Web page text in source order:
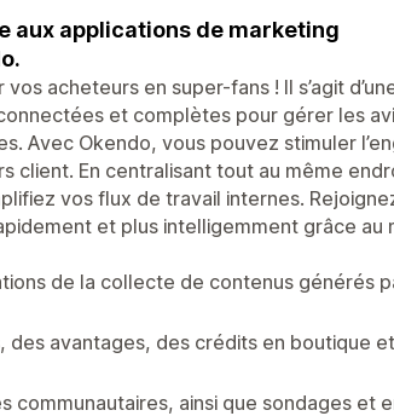
aux applications de marketing
acheteurs en super-fans ! Il s’agit
et complètes pour gérer les
Avec Okendo, vous pouvez stimuler
client. En centralisant tout au même
vos flux de travail internes.
et plus intelligemment grâce au
de la collecte de contenus générés
avantages, des crédits en boutique
communautaires, ainsi que sondages et